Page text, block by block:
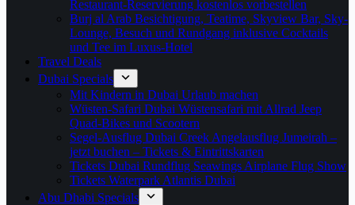
Restaurant-Reservierung kostenlos vorbestellen
Burj al Arab Besichtigung, Teatime, Skyview Bar, Sky-
Lounge, Besuch und Rundgang inklusive Cocktails
und Tee im Luxus-Hotel
Travel Deals
Dubai Specials
Mit Kindern in Dubai Urlaub machen
Wüsten-Safari Dubai Wüstensafari mit Allrad Jeep
Quad-Bikes und Scootern
Segel-Ausflug Dubai Creek Angelausflug Jumeirah –
jetzt buchen – Tickets & Eintrittskarten
Tickets Dubai Rundflug Seawings Airplane Flug Show
Tickets Waterpark Atlantis Dubai
Abu Dhabi Specials